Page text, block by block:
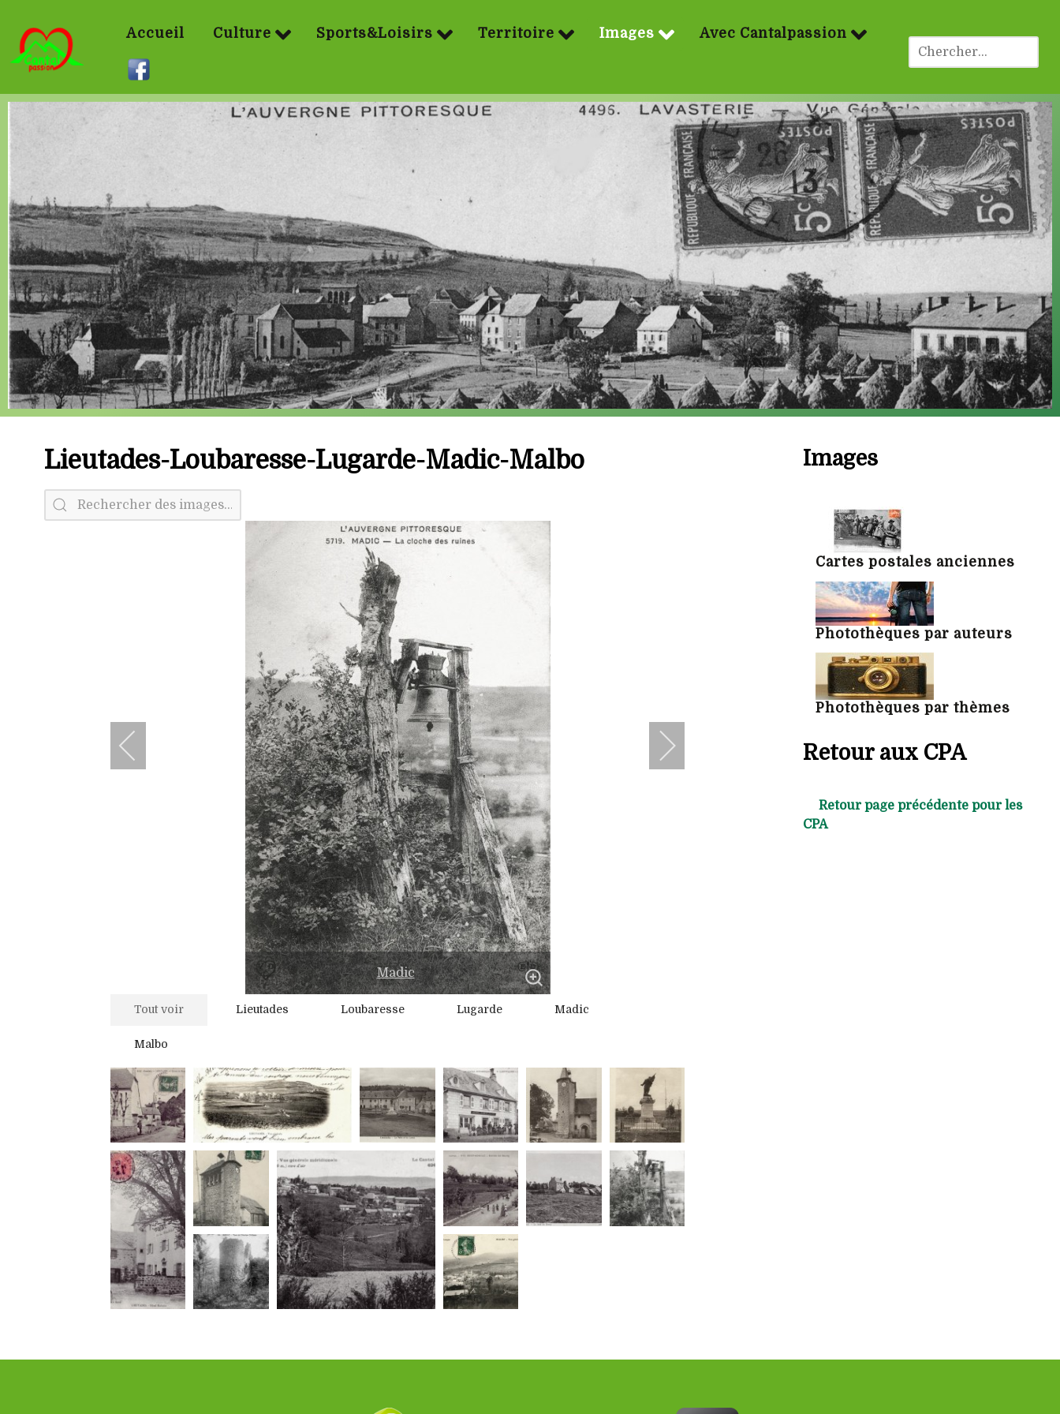
Accueil Culture Sports&Loisirs Territoire Images Avec Cantalpassion
Lieutades-Loubaresse-Lugarde-Madic-Malbo
Madic
Tout voir Lieutades Loubaresse Lugarde Madic
Malbo
Images
Cartes postales anciennes
Photothèques par auteurs
Photothèques par thèmes
Retour aux CPA
Retour page précédente pour les
CPA